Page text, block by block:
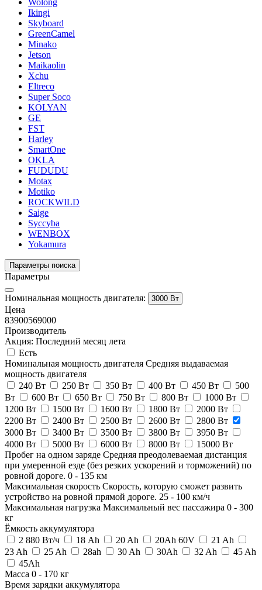
Ikingi
Skyboard
GreenCamel
Minako
Jetson
Maikaolin
Xchu
Eltreco
Super Soco
KOLYAN
GE
FST
Harley
SmartOne
OKLA
FUDUDU
Motax
Motiko
ROCKWILD
Saige
Syccyba
WENBOX
Yokamura
Параметры поиска
Параметры
Номинальная мощность двигателя: 3000 Вт
Цена
83900569000
Производитель
Акция: Последний месяц лета
Есть
Номинальная мощность двигателя Средняя выдаваемая
мощность двигателя
240 Вт
250 Вт 350 Вт 400 Вт 450 Вт
500
Вт
600 Вт 650 Вт 750 Вт 800 Вт
1000 Вт
1200 Вт
1500 Вт 1600 Вт 1800 Вт
2000 Вт
2200 Вт
2400 Вт 2500 Вт 2600 Вт
2800 Вт
3000 Вт
3400 Вт 3500 Вт 3800 Вт
3950 Вт
4000 Вт
5000 Вт 6000 Вт 8000 Вт
15000 Вт
Пробег на одном заряде Средняя преодолеваемая дистанция
при умеренной езде (без резких ускорений и торможений) по
ровной дороге. 0 - 135 км
Максимальная скорость Скорость, которую сможет развить
устройство на ровной прямой дороге. 25 - 100 км/ч
Максимальная нагрузка Максимальный вес пассажира 0 - 300
кг
Ёмкость аккумулятора
2 880 Вт/ч
18 Ah 20 Ah 20Ah 60V
21 Ah
23 Ah
25 Ah 28ah 30 Ah 30Ah 32 Ah
45 Ah
45Ah
Масса 0 - 170 кг
Время зарядки аккумулятора